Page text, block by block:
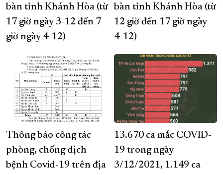
bàn tỉnh Khánh Hòa (từ
17 giờ ngày 3-12 đến 7
giờ ngày 4-12)
bàn tỉnh Khánh Hòa (từ
12 giờ đến 17 giờ ngày
4-12)
Thông báo công tác
phòng, chống dịch
bệnh Covid-19 trên địa
13.670 ca mắc COVID-
19 trong ngày
3/12/2021, 1.149 ca